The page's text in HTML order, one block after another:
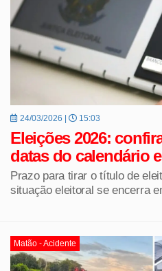
24/03/2026 | 15:03
Eleições 2026:
datas do calendário
Prazo para tirar o título de
situação eleitoral se encerra
Matão - Acidente